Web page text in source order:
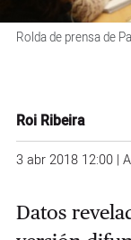
Rolda de prensa de
Roi Ribeira
3 abr 2018 12:00 |
Datos